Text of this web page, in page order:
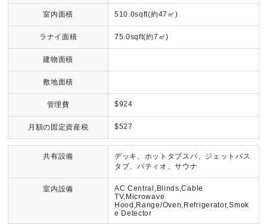
室内面積 510.0sqft(約47㎡)
ラナイ面積 75.0sqft(約7㎡)
建物面積
敷地面積
管理費 $924
月額の固定資産税 $527
共有設備
デッキ、ホットタブスパ、ジェットバス
タブ、パティオ、サウナ
室内設備
AC Central,Blinds,Cable
TV,Microwave
Hood,Range/Oven,Refrigerator,Smok
e Detector